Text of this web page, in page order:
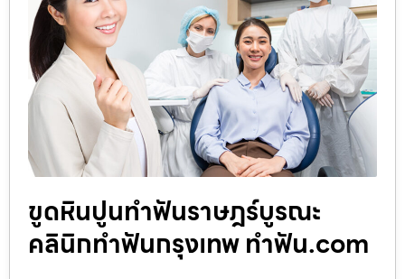
ขูดหินปูนทำฟันราษฎร์บูรณะ
คลินิกทำฟันกรุงเทพ ทำฟัน.com